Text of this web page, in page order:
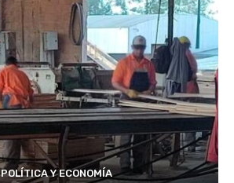
POLÍTICA Y ECONOMÍA